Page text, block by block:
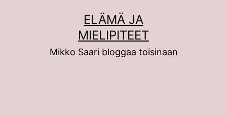
ELÄMÄ JA
MIELIPITEET
Mikko Saari bloggaa toisinaan